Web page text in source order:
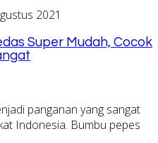
2021
Super Mudah, Cocok
panganan yang sangat
Indonesia. Bumbu pepes